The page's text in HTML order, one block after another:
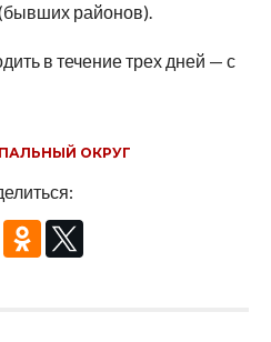
районов).
в течение трех дней — с
ОКРУГ